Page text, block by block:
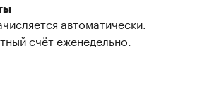
автоматически.
счёт еженедельно.